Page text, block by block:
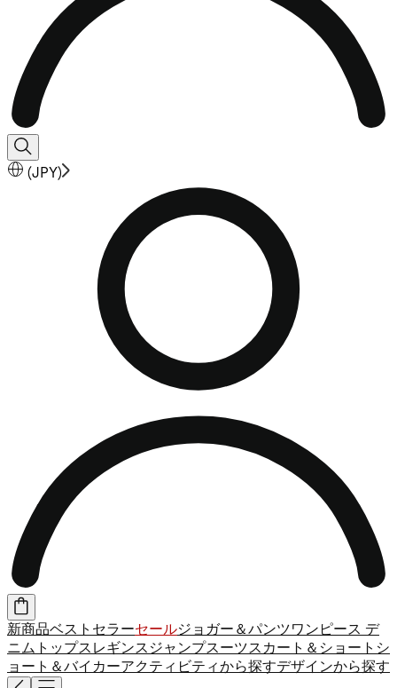
(JPY)
新商品ベストセラーセールジョガー＆パンツワンピース デ
ニム トップス レギンス ジャンプスーツスカート＆ショート シ
ョート＆バイカーアクティビティから探すデザインから探す